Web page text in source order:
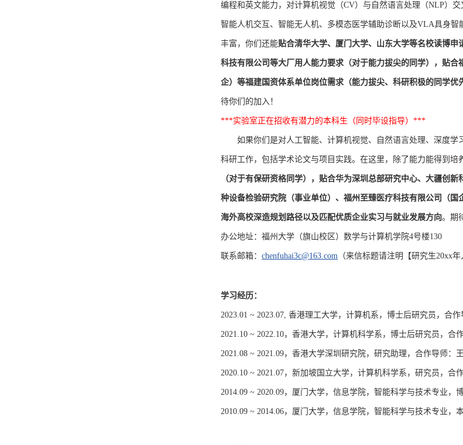
编程和英文能力，对计算机视觉（CV）与自然语言处理（NLP）
智能人机交互、智能无人机、多模态医学辅助诊断以及VLA具身智
丰富，你们还能贴合清华大学、厦门大学、山东大学等名校读博
科技有限公司等大厂用人能力要求（对于能力拔尖的同学）， 贴合
企）等福建国资体系单位岗位需求（能力拔尖、科研积极的同学优
待你们的加入！
***实验室正在招收有潜力的本科生（同时毕设指导）***
如果你们是对人工智能、计算机视觉、 自然语言处理、深度学
科研工作，包括学术论文与项目实践。在这里，除了能力能得到培
（对于有保研资格同学）， 贴合华为深圳总部研究中心、大疆创新
种设备检验研究院（事业单位）、福州至臻医疗科技有限公司（国
海外高校深造规划路径以及匹配优质企业实习与就业发展方向。期
办公地址：福州大学（旗山校区）数学与计算机学院4号楼130
联系邮箱： chenfuhai3c@163.com （来信标题请注明 【研究生20xx年
学习经历 ：
2023.01 ~ 2023.07, 香港理工大学，计算机系，博士后研究员，合
2021.10 ~ 2022.10，香港大学，计算机科学系，博士后研究员，合
2021.08 ~ 2021.09，香港大学深圳研究院，研究助理，合作导师：
2020.10 ~ 2021.07，新加坡国立大学，计算机科学系，研究员，合
2014.09 ~ 2020.09，厦门大学，信息学院，智能科学与技术专业，
2010.09 ~ 2014.06，厦门大学，信息学院，智能科学与技术专业，